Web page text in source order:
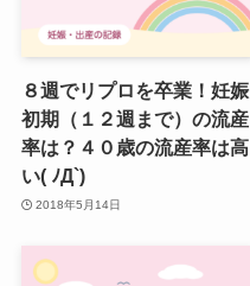
８週でリプロを卒業！妊娠
初期（１２週まで）の流産
率は？４０歳の流産率は高
い( ﾉД`)
2018年5月14日